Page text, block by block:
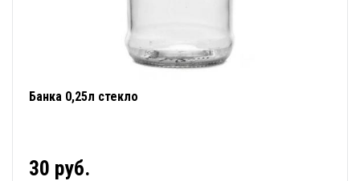
Банка 0,25л стекло
30 руб.